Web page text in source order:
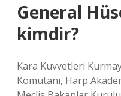
General
kimdir?
Kara Kuvvetleri
Komutanı, Harp